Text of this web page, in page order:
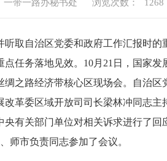
一带一路办秘书处 浏览次数： 1268
取自治区党委和政府工作汇报时
任务落地见效。10月21日，国家
之路经济带核心区现场会。自治区
革委区域开放司司长梁林冲同志
有关部门单位对相关诉求进行了
师市负责同志参加了会议。